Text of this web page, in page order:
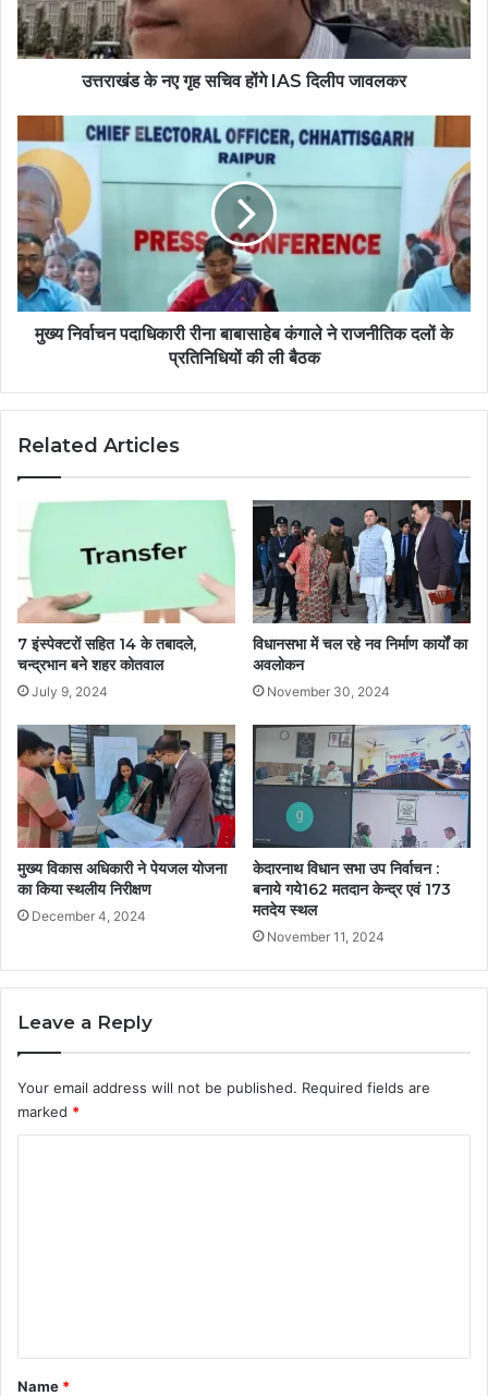
उत्तराखंड के नए गृह सचिव होंगे IAS दिलीप जावलकर
मुख्य निर्वाचन पदाधिकारी रीना बाबासाहेब कंगाले ने राजनीतिक दलों के
प्रतिनिधियों की ली बैठक
Related Articles
7 इंस्पेक्टरों सहित 14 के तबादले,
चन्द्रभान बने शहर कोतवाल
July 9, 2024
विधानसभा में चल रहे नव निर्माण कार्यों का
अवलोकन
November 30, 2024
मुख्य विकास अधिकारी ने पेयजल योजना
का किया स्थलीय निरीक्षण
December 4, 2024
केदारनाथ विधान सभा उप निर्वाचन :
बनाये गये162 मतदान केन्द्र एवं 173
मतदेय स्थल
November 11, 2024
Leave a Reply
Your email address will not be published. Required fields are
marked *
*
Name *